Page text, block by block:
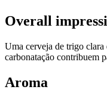
Overall
Uma cerveja de trigo clara
carbonatação contribuem
Aroma